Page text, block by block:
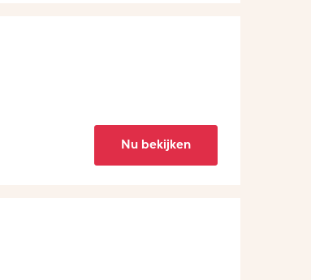
Nu bekijken